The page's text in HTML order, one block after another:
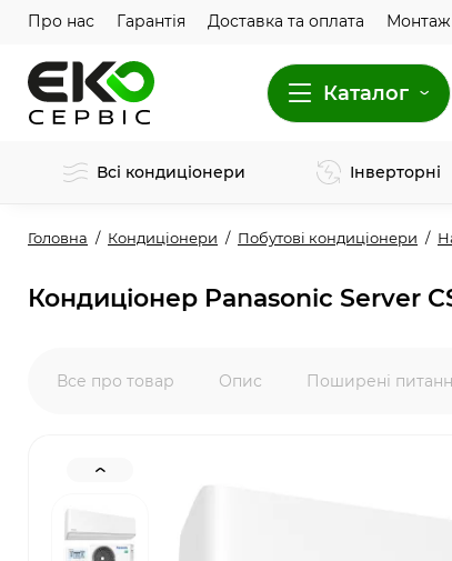
Про нас Гарантія Доставка та оплата Монтаж
Каталог
Всі кондиціонери Інверторні
Головна Кондиціонери Побутові кондиціонери
Кондиціонер Panasonic Server
Все про товар Опис Поширені